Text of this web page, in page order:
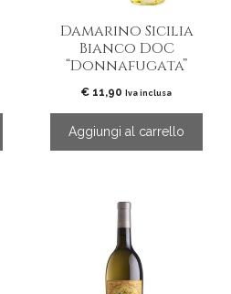
Damarino Sicilia
Bianco DOC
“Donnafugata”
€ 11,90 Iva inclusa
Aggiungi al carrello